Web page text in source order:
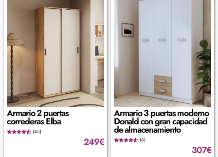
Armario 2 puertas
correderas Elba
(45)
249€
Armario 3 puertas moderno
Donald con gran capacidad
de almacenamiento
(6)
307€